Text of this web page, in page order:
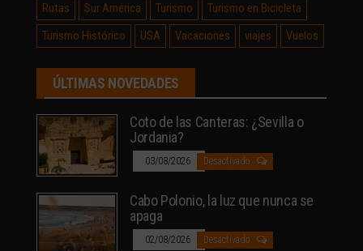
Rutas
Sur América Turismo
Turismo en Bicicleta
Turismo Histórico
USA Vacaciones viajes Vuelos
ÚLTIMAS NOVEDADES
Coto de las Canteras: ¿Sevilla o
Jordania?
03/08/2026 Desactivado
Cabo Polonio, la luz que nunca se
apaga
02/08/2026 Desactivado